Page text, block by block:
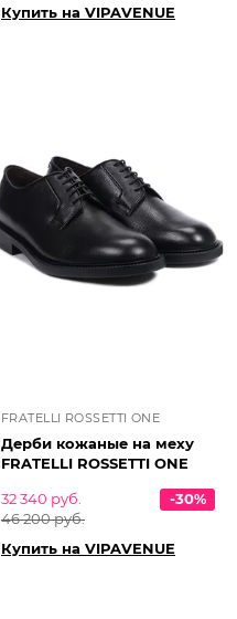
Купить на VIPAVENUE
FRATELLI ROSSETTI ONE
Дерби кожаные на меху
FRATELLI ROSSETTI ONE
32 340 руб.
46 200 руб.
-30%
Купить на VIPAVENUE